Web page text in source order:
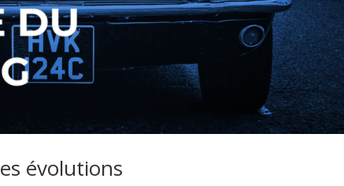
évolutions